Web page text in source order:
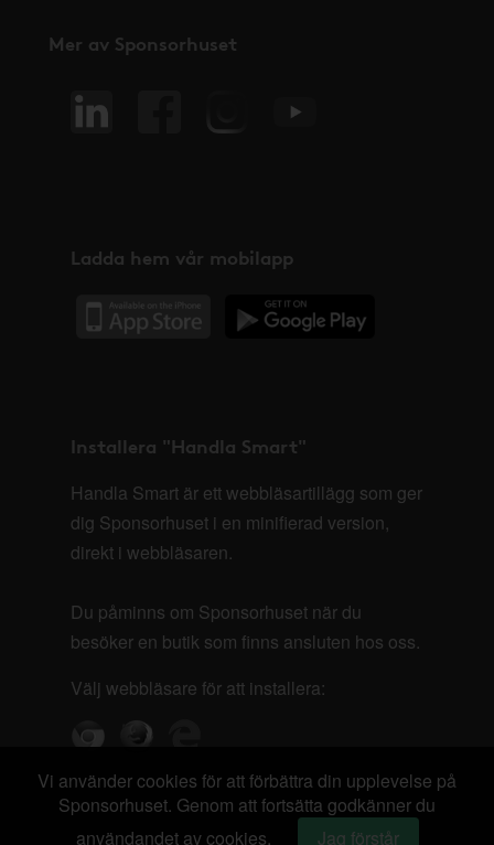
Mer av Sponsorhuset
Ladda hem vår mobilapp
Installera "Handla Smart"
Handla Smart är ett webbläsartillägg som ger
dig Sponsorhuset i en minifierad version,
direkt i webbläsaren.
Du påminns om Sponsorhuset när du
besöker en butik som finns ansluten hos oss.
Välj webbläsare för att installera:
Vi använder cookies för att förbättra din upplevelse på
Sponsorhuset. Genom att fortsätta godkänner du
användandet av cookies.
Jag förstår